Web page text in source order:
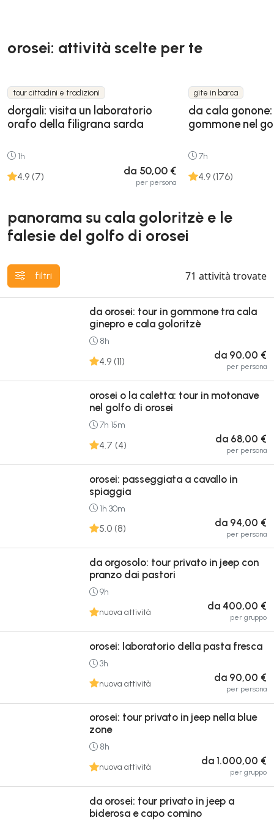
orosei: attività scelte per te
tour cittadini e tradizioni
dorgali: visita un laboratorio
orafo della filigrana sarda
1h
4.9 (7) da 50,00 €
per persona
gite in barca
da cala
gommone nel
7h
4.9 (176)
panorama su cala goloritzè e le
falesie del golfo di orosei
filtri 71 attività trovate
da orosei: tour in gommone tra cala
ginepro e cala goloritzè
8h
4.9 (11) da 90,00 €
per persona
orosei o la caletta: tour in motonave
nel golfo di orosei
7h 15m
4.7 (4) da 68,00 €
per persona
orosei: passeggiata a cavallo in
spiaggia
1h 30m
5.0 (8) da 94,00 €
per persona
da orgosolo: tour privato in jeep con
pranzo dai pastori
9h
nuova attività
da 400,00 €
per gruppo
orosei: laboratorio della pasta fresca
3h
nuova attività
da 90,00 €
per persona
orosei: tour privato in jeep nella blue
zone
8h
nuova attività
da 1.000,00 €
per gruppo
da orosei: tour privato in jeep a
biderosa e capo comino